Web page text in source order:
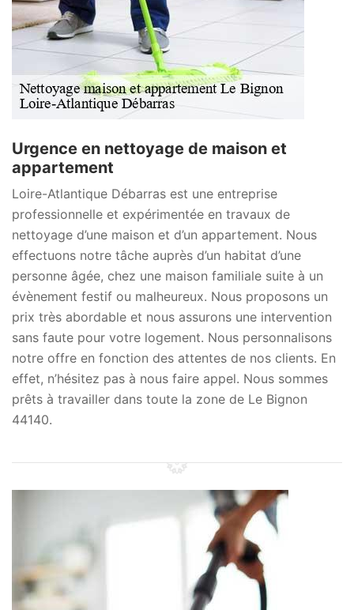
Urgence en nettoyage de maison et
appartement
Loire-Atlantique Débarras est une entreprise
professionnelle et expérimentée en travaux de
nettoyage d’une maison et d’un appartement. Nous
effectuons notre tâche auprès d’un habitat d’une
personne âgée, chez une maison familiale suite à un
évènement festif ou malheureux. Nous proposons un
prix très abordable et nous assurons une intervention
sans faute pour votre logement. Nous personnalisons
notre offre en fonction des attentes de nos clients. En
effet, n’hésitez pas à nous faire appel. Nous sommes
prêts à travailler dans toute la zone de Le Bignon
44140.